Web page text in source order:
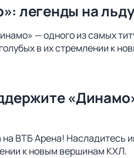
легенды на
— одного из самых
в их стремлении к
ВТБ Арена! Насладитесь
к новым вершинам КХЛ.